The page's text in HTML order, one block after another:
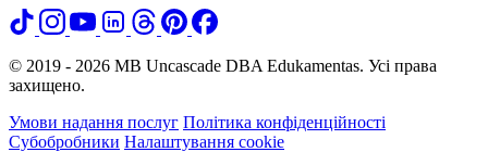
© 2019 - 2026 MB Uncascade DBA Edukamentas. Усі права
захищено.
Умови надання послуг Політика конфіденційності
Субобробники Налаштування cookie